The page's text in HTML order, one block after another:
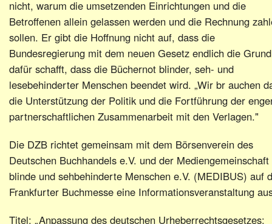
nicht, warum die umsetzenden Einrichtungen und die
Betroffenen allein gelassen werden und die Rechnung
sollen. Er gibt die Hoffnung nicht auf, dass die
Bundesregierung mit dem neuen Gesetz endlich die
dafür schafft, dass die Büchernot blinder, seh- und
lesebehinderter Menschen beendet wird. „Wir br auchen
die Unterstützung der Politik und die Fortführung der
partnerschaftlichen Zusammenarbeit mit den Verlagen."
Die DZB richtet gemeinsam mit dem Börsenverein des
Deutschen Buchhandels e.V. und der
blinde und sehbehinderte Menschen e.V. (MEDIBUS) auf
Frankfurter Buchmesse eine Informationsveranstaltung
Titel: „Anpassung des deutschen Urheberrechtsgesetzes: